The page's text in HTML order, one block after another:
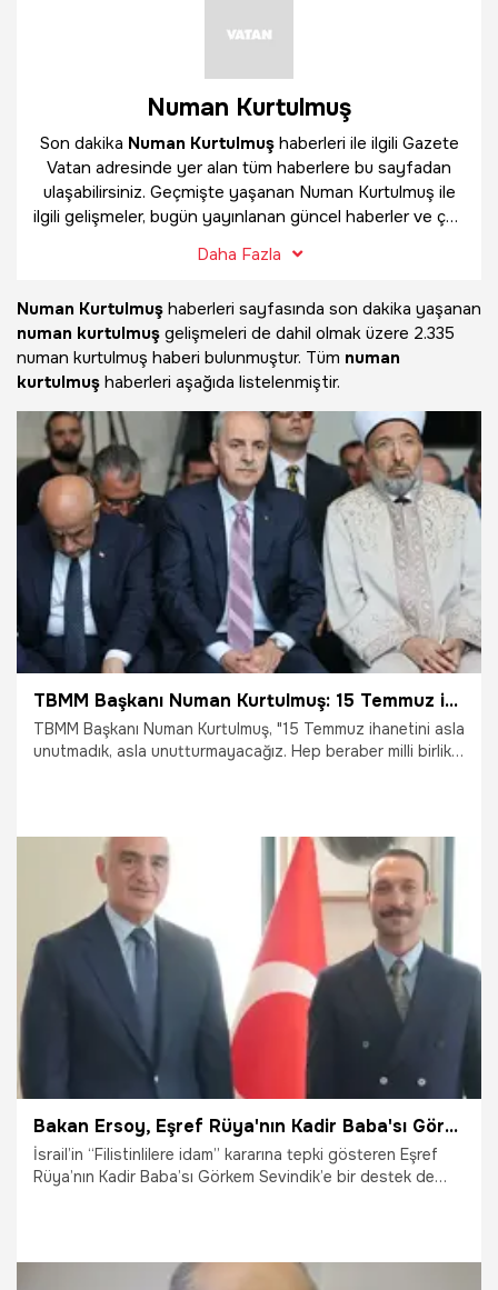
Numan Kurtulmuş
Son dakika Numan Kurtulmuşhaberleri ile ilgili Gazete
Vatan adresinde yer alan tüm haberlere bu sayfadan
ulaşabilirsiniz. Geçmişte yaşanan Numan Kurtulmuş ile
ilgili gelişmeler, bugün yayınlanan güncel haberler ve çok
bulabilirsiniz.
Daha Fazla
Numan Kurtulmuş haberleri sayfasında son dakika yaşanan
numan kurtulmuş gelişmeleri de dahil olmak üzere 2.335
numan kurtulmuş haberi bulunmuştur. Tüm numan
kurtulmuş haberleri aşağıda listelenmiştir.
TBMM Başkanı Numan Kurtulmuş: 15 Temmuz ihanetini asla unutmadık
TBMM Başkanı Numan Kurtulmuş, "15 Temmuz ihanetini asla
unutmadık, asla unutturmayacağız. Hep beraber milli birlik
birlikte olacağız" dedi.
15.07.2026 Gündem
Bakan Ersoy, Eşref Rüya'nın Kadir Baba'sı Görkem Sevindik ile buluştu: Filistin halkının onurunu savunmaya devam edeceğiz
İsrail’in “Filistinlilere idam” kararına tepki gösteren Eşref
Rüya’nın Kadir Baba’sı Görkem Sevindik’e bir destek de
Filistin halkının onurunu savunmaya devam edeceğiz.”